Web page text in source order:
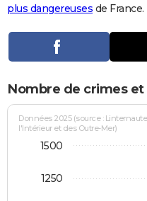
Se connecter
Entreprises
Service militaire
Avis de recherche
AVIS DE DÉCÈS
Bricolage
Lifestyle
Culture
Sport
Auto
Television
Voyage
Cinema
plus dangereuses de France.
Nombre de crimes
Données 2025 (source :
l'Intérieur et des Outre-Mer)
1250
1500